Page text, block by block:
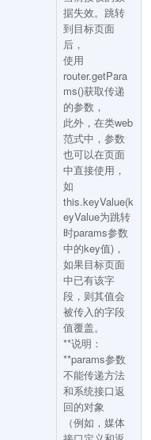
据失效。跳转
到目标页面
后，
使用
router.getPara
ms()获取传递
的参数，
此外，在类web
范式中，参数
也可以在页面
中直接使用，
如
this.keyValue(k
eyValue为跳转
时params参数
中的key值)，
如果目标页面
中已有该字
段，则其值会
被传入的字段
值覆盖。
**说明：
**params参数
不能传递方法
和系统接口返
回的对象
（例如，媒体